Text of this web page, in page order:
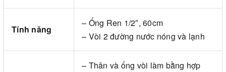
Tính năng
– Ống Ren 1/2″, 60cm
– Vòi 2 đường nước nóng và lạnh
– Thân và ống vòi làm bằng hợp